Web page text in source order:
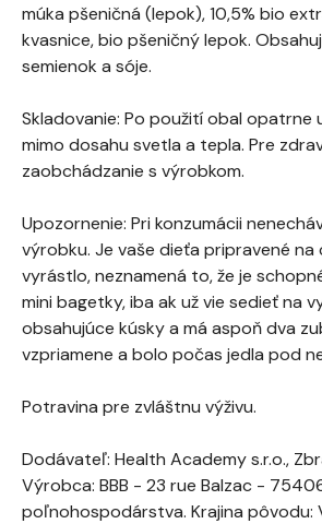
múka pšeničná (lepok), 10,5% bio
kvasnice, bio pšeničný lepok.
semienok a sóje.
Skladovanie: Po použití obal opatrne
mimo dosahu svetla a tepla. Pre
zaobchádzanie s výrobkom.
Upozornenie: Pri konzumácii
výrobku. Je vaše dieťa pripravené
vyrástlo, neznamená to, že je
mini bagetky, iba ak už vie sedieť na
obsahujúce kúsky a má aspoň dva
vzpriamene a bolo počas jedla pod
Potravina pre zvláštnu výživu.
Dodávateľ: Health Academy s.r.o.,
Výrobca: BBB - 23 rue Balzac -
poľnohospodárstva. Krajina pôvodu: